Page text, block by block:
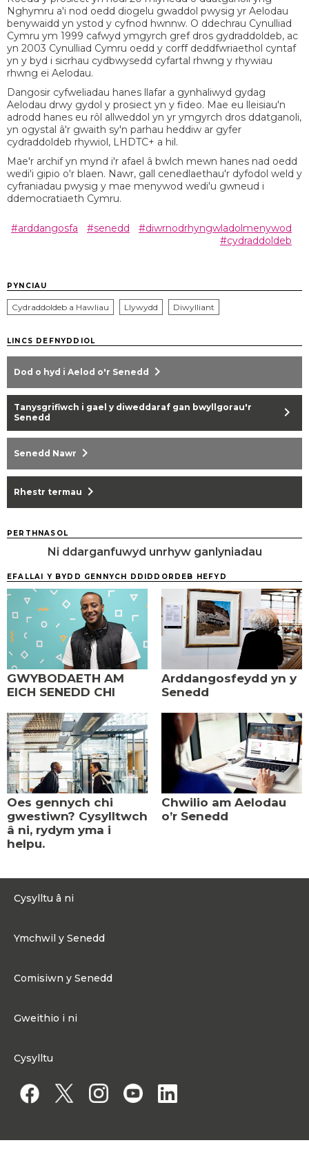
Nghymru a'i nod oedd diogelu gwaddol pwysig yr Aelodau
benywaidd yn ystod y cyfnod hwnnw. O ddechrau Cynulliad
Cymru ym 1999 cafwyd ymgyrch gref dros gydraddoldeb, ac
yn 2003 Cynulliad Cymru oedd y corff deddfwriaethol cyntaf
yn y byd i sicrhau cydbwysedd cyfartal rhwng y rhywiau
rhwng ei Aelodau.
Dangosir cyfweliadau hanes llafar a gynhaliwyd gydag
Aelodau drwy gydol y prosiect yn y fideo. Mae eu lleisiau'n
adrodd hanes eu rôl allweddol yn yr ymgyrch dros ddatganoli,
yn ogystal â'r gwaith sy'n parhau heddiw ar gyfer
cydraddoldeb rhywiol, LHDTC+ a hil.
Mae'r archif yn mynd i'r afael â bwlch mewn hanes nad oedd
wedi'i gipio o'r blaen. Nawr, gall cenedlaethau'r dyfodol weld y
cyfraniadau pwysig y mae menywod wedi'u gwneud i
ddemocratiaeth Cymru.
#arddangosfa #senedd
#diwrnodrhyngwladolmenywod
#cydraddoldeb
PYNCIAU
Cydraddoldeb a Hawliau Llywydd Diwylliant
LINCS DEFNYDDIOL
Dod o hyd i Aelod o'r Senedd chevron_right
Tanysgrifiwch i gael y diweddaraf gan bwyllgorau'r
Senedd
chevron_right
Senedd Nawr chevron_right
Rhestr termau chevron_right
PERTHNASOL
Ni ddarganfuwyd unrhyw ganlyniadau
EFALLAI Y BYDD GENNYCH DDIDDORDEB HEFYD
GWYBODAETH AM
EICH SENEDD CHI
Arddangosfeydd yn y
Senedd
Oes gennych chi
gwestiwn? Cysylltwch
â ni, rydym yma i
helpu.
Chwilio am Aelodau
o’r Senedd
Cysylltu â ni
Ymchwil y Senedd
Comisiwn y Senedd
Gweithio i ni
Gweithio i Aelod o'r Senedd
Cysylltu